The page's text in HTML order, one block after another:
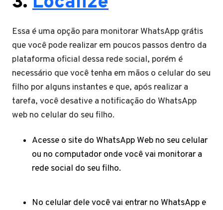
Essa é uma opção para monitorar WhatsApp grátis
que você pode realizar em poucos passos dentro da
plataforma oficial dessa rede social, porém é
necessário que você tenha em mãos o celular do seu
filho por alguns instantes e que, após realizar a
tarefa, você desative a notificação do WhatsApp
web no celular do seu filho.
Acesse o site do WhatsApp Web no seu celular
ou no computador onde você vai monitorar a
rede social do seu filho.
No celular dele você vai entrar no WhatsApp e